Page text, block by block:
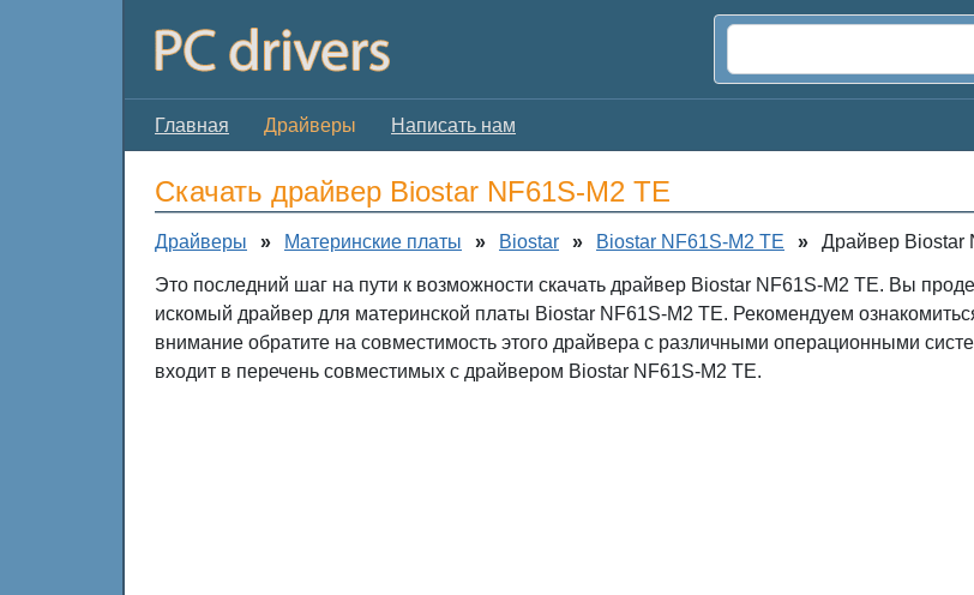
Главная Драйверы Написать нам
Скачать драйвер Biostar NF61S-M2 TE
Драйверы » Материнские платы » Biostar » Biostar NF61S-M2 TE » Драйвер Biostar
Это последний шаг на пути к возможности скачать драйвер Biostar NF61S-M2 TE. Вы
искомый драйвер для материнской платы Biostar NF61S-M2 TE. Рекомендуем
внимание обратите на совместимость этого драйвера с различными операционными
входит в перечень совместимых с драйвером Biostar NF61S-M2 TE.